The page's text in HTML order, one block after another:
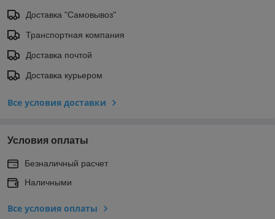
Доставка "Самовывоз"
Транспортная компания
Доставка почтой
Доставка курьером
Все условия доставки
Условия оплаты
Безналичный расчет
Наличными
Все условия оплаты